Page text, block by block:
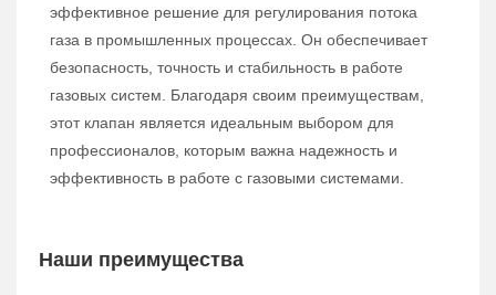
эффективное решение для регулирования потока
газа в промышленных процессах. Он обеспечивает
безопасность, точность и стабильность в работе
газовых систем. Благодаря своим преимуществам,
этот клапан является идеальным выбором для
профессионалов, которым важна надежность и
эффективность в работе с газовыми системами.
Наши преимущества